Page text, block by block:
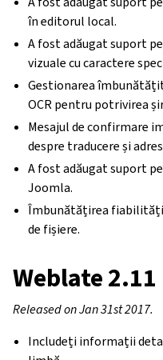
în editorul local.
A fost adăugat suport
vizuale cu caractere
Gestionarea
OCR pentru potrivirea
Mesajul de confirmare
despre traducere și
A fost adăugat suport
Joomla.
Îmbunătățirea
de fișiere.
Weblate 2.11
Released on Jan 31st 2017.
Includeți informații